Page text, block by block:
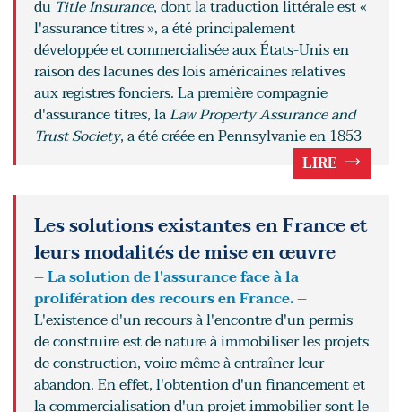
du Title Insurance, dont la traduction littérale est «
l'assurance titres », a été principalement
développée et commercialisée aux États-Unis en
raison des lacunes des lois américaines relatives
aux registres fonciers. La première compagnie
d'assurance titres, laLaw Property Assurance and
Trust Society, a été créée en Pennsylvanie en 1853
LIRE
Les solutions existantes en France et
leurs modalités de mise en œuvre
– La solution de l'assurance face à la
prolifération des recours en France. –
L'existence d'un recours à l'encontre d'un permis
de construire est de nature à immobiliser les projets
de construction, voire même à entraîner leur
abandon. En effet, l'obtention d'un financement et
la commercialisation d'un projet immobilier sont le